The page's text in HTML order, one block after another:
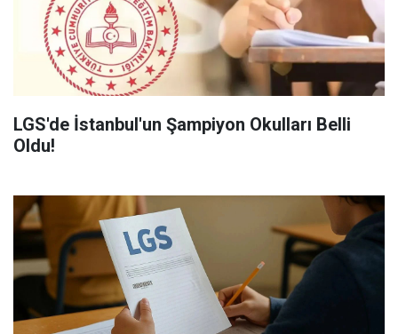
LGS'de İstanbul'un Şampiyon Okulları Belli
Oldu!